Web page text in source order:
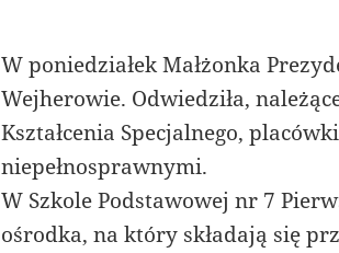
W poniedziałek Małżonka
Wejherowie. Odwiedziła,
Kształcenia Specjalnego,
niepełnosprawnymi.
W Szkole Podstawowej nr 7
ośrodka, na który składają się